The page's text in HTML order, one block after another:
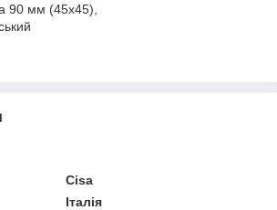
90 мм (45x45),
Cisa
Італія